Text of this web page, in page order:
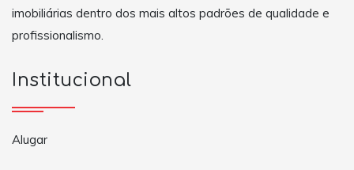
imobiliárias dentro dos mais altos padrões de qualidade e
profissionalismo.
Institucional
Alugar